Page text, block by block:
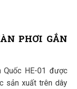
PHƠI GẮN
Quốc HE-01 được
sản xuất trên dây